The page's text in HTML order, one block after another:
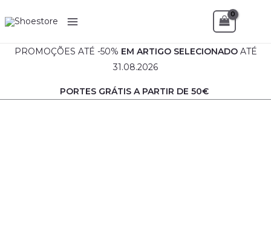
to
PROMOÇÕES ATÉ -50% EM ARTIGO SELECIONADO ATÉ
31.08.2026
PORTES GRÁTIS A PARTIR DE 50€